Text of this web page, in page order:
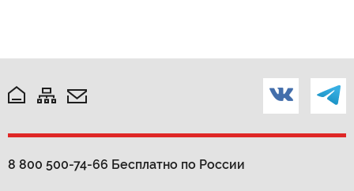
8 800 500-74-66 Бесплатно по России